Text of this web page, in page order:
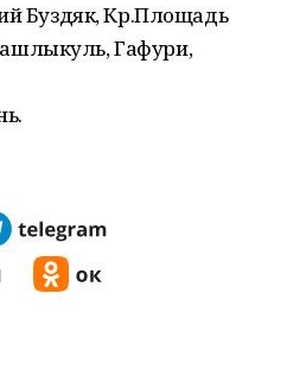
Буздяк, Кр.Площадь
Гафури,